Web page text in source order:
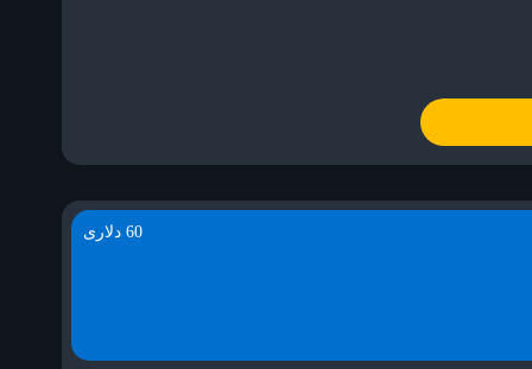
60 دلاری